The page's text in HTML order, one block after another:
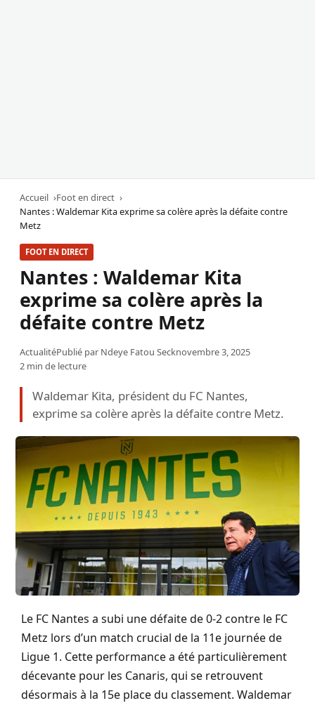
Accueil
Foot en direct
Nantes : Waldemar Kita exprime sa colère après la défaite contre
Metz
FOOT EN DIRECT
Nantes : Waldemar Kita
exprime sa colère après la
défaite contre Metz
ActualitéPublié par Ndeye Fatou Secknovembre 3, 2025
2 min de lecture
Waldemar Kita, président du FC Nantes,
exprime sa colère après la défaite contre Metz.
Le FC Nantes a subi une défaite de 0-2 contre le FC
Metz lors d’un match crucial de la 11e journée de
Ligue 1. Cette performance a été particulièrement
décevante pour les Canaris, qui se retrouvent
désormais à la 15e place du classement. Waldemar